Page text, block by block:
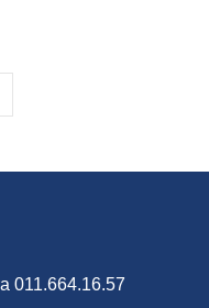
011.664.16.57